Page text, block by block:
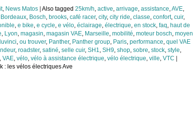
, News Matos Also tagged 25km/h, active, arrivage, assistance,AVE,
Bordeaux, Bosch, brooks, café racer, city, city ride, classe, confort, cuir,
, e bike, e cycle, e vélo, éclairage, électrique, en stock, faq, haut de
, Lyon, magasin, magasin VAE, Marseille, mobilité, moteur bosch, moyen
, ou trouver, Panther, Panther group, Paris, performance, quel VAE
, roadster, satiné, selle cuir, SH1, SH9, shop, sobre, stock, style,
, VAE, vélo, vélo à assistance électrique, vélo électrique, ville, VTC
: les vélos électriques Ave